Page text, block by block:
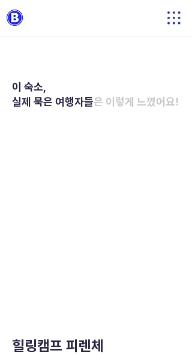
이 숙소,
실제 묵은 여행자들은 이렇게 느꼈어요!
힐링캠프 피렌체